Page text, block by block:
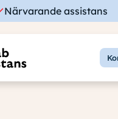
Närvarande assistans